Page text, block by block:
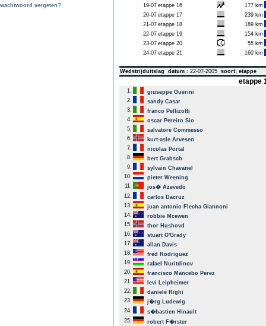
wachtwoord vergeten?
19-07 etappe 16
177 km
20-07 etappe 17
239 km
21-07 etappe 18
189 km
22-07 etappe 19
154 km
23-07 etappe 20
55 km
24-07 etappe 21 160 km
Wedstrijduitslag datum : 22-07-2005 soort: etappe
etappe
1.
giuseppe Guerini
2.
sandy Casar
3.
franco Pellizotti
4.
oscar Pereiro Sio
5.
salvatore Commesso
6.
kurt-asle Arvesen
7.
nicolas Portal
8.
bert Grabsch
9.
sylvain Chavanel
10.
pieter Weening
11.
jos� Azevedo
12.
carlos Dacruz
13.
juan antonio Flecha Giannoni
14.
robbie Mcewen
15.
thor Hushovd
16.
stuart O'Grady
17.
allan Davis
18.
fred Rodriguez
19.
rafael Nuritdinov
20.
francisco Mancebo Perez
21.
levi Leipheimer
22.
daniele Righi
23.
j�rg Ludewig
24.
s�bastien Hinault
25.
robert F�rster